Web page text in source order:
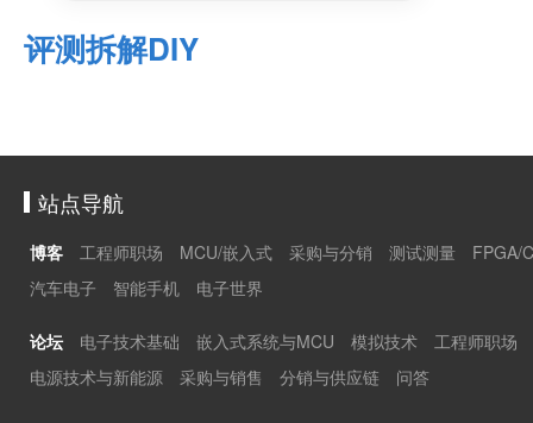
评测拆解DIY
站点导航
博客 工程师职场 MCU/嵌入式 采购与分销 测试测量
FPGA/
汽车电子
智能手机 电子世界
论坛 电子技术基础 嵌入式系统与MCU 模拟技术
工程师职场
电源技术与新能源
采购与销售 分销与供应链 问答